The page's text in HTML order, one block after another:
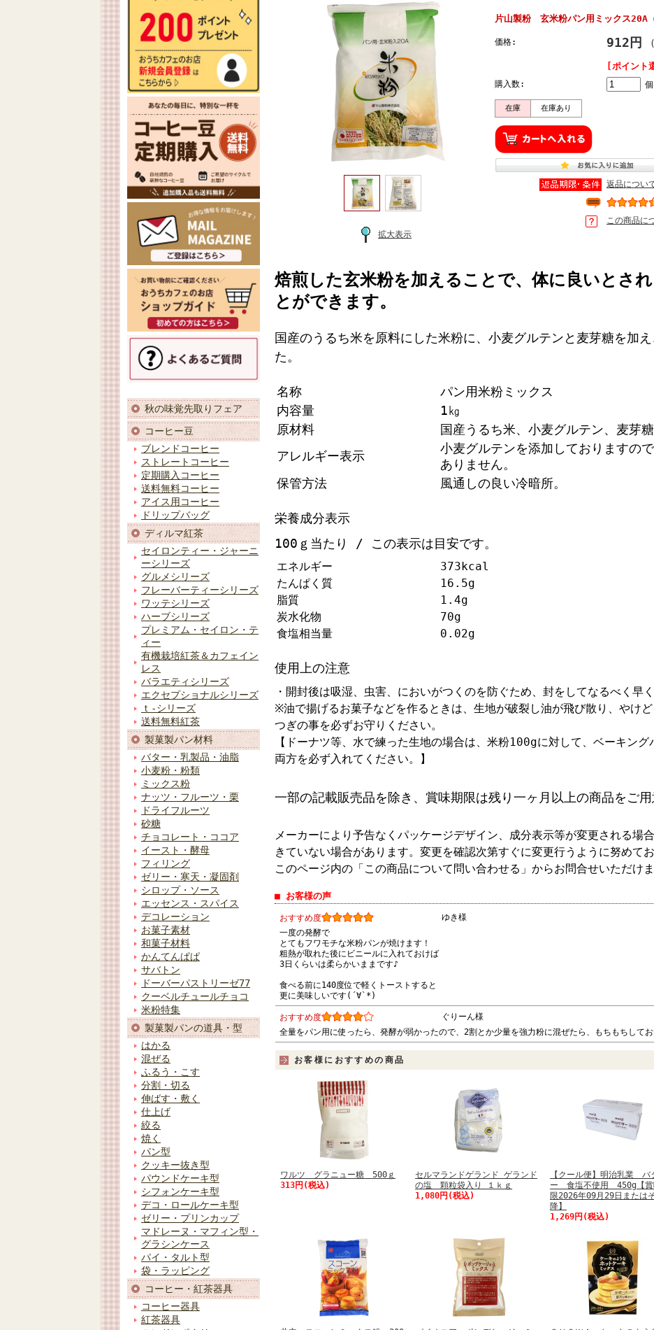
秋の味覚先取りフェア
コーヒー豆
ブレンドコーヒー
ストレートコーヒー
定期購入コーヒー
送料無料コーヒー
アイス用コーヒー
ドリップバッグ
ディルマ紅茶
セイロンティー・ジャーニ
ーシリーズ
グルメシリーズ
フレーバーティーシリーズ
ワッテシリーズ
ハーブシリーズ
プレミアム・セイロン・テ
ィー
有機栽培紅茶＆カフェイン
レス
バラエティシリーズ
エクセプショナルシリーズ
ｔ-シリーズ
送料無料紅茶
製菓製パン材料
バター・乳製品・油脂
小麦粉・粉類
ミックス粉
ナッツ・フルーツ・栗
ドライフルーツ
砂糖
チョコレート・ココア
イースト・酵母
フィリング
ゼリー・寒天・凝固剤
シロップ・ソース
エッセンス・スパイス
デコレーション
お菓子素材
和菓子材料
かんてんぱぱ
サバトン
ドーバーパストリーゼ77
クーベルチュールチョコ
米粉特集
製菓製パンの道具・型
はかる
混ぜる
ふるう・こす
分割・切る
伸ばす・敷く
仕上げ
絞る
焼く
パン型
クッキー抜き型
パウンドケーキ型
シフォンケーキ型
デコ・ロールケーキ型
ゼリー・プリンカップ
マドレーヌ・マフィン型・
グラシンケース
パイ・タルト型
袋・ラッピング
コーヒー・紅茶器具
コーヒー器具
紅茶器具
拡大表示
片山製粉 玄米粉パン用ミックス20A
価格: 912円
[ポイント
購入数: 個
在庫 在庫あり
返品につい
この商品に
焙煎した玄米粉を加えることで、体に良いとさ
とができます。
国産のうるち米を原料にした米粉に、小麦グルテンと麦芽糖を加
た。
名称
パン用米粉ミックス
内容量
1㎏
原材料
国産うるち米、小麦グルテン、麦芽
アレルギー表示
小麦グルテンを添加しておりますの
ありません。
保管方法
風通しの良い冷暗所。
栄養成分表示
100ｇ当たり / この表示は目安です。
エネルギー
373kcal
たんぱく質
16.5g
脂質
1.4g
炭水化物
70g
食塩相当量
0.02g
使用上の注意
・開封後は吸湿、虫害、においがつくのを防ぐため、封をしてなるべく早
※油で揚げるお菓子などを作るときは、生地が破裂し油が飛び散り、やけど
つぎの事を必ずお守りください。
【ドーナツ等、水で練った生地の場合は、米粉100gに対して、ベーキン
両方を必ず入れてください。】
一部の記載販売品を除き、賞味期限は残り一ヶ月以上の商品をご用
メーカーにより予告なくパッケージデザイン、成分表示等が変更される場
きていない場合があります。変更を確認次第すぐに変更行うように努めて
このページ内の「この商品について問い合わせる」からお問合せいただけ
■ お客様の声
おすすめ度 ゆき様
一度の発酵で
とてもフワモチな米粉パンが焼けます！
粗熱が取れた後にビニールに入れておけば
3日くらいは柔らかいままです♪
食べる前に140度位で軽くトーストすると
更に美味しいです(´∀`*)
おすすめ度 ぐりーん様
全量をパン用に使ったら、発酵が弱かったので、2割とか少量を強力粉に混ぜたら、もちもちしてお
お客様におすすめの商品
ワルツ グラニュー糖 500ｇ
313円(税込)
セルマランドゲランド ゲランド
の塩 顆粒袋入り １ｋｇ
1,080円(税込)
【クール便】明治乳業 バ
ー 食塩不使用 450g【賞
限2026年09月29日または
降】
1,269円(税込)